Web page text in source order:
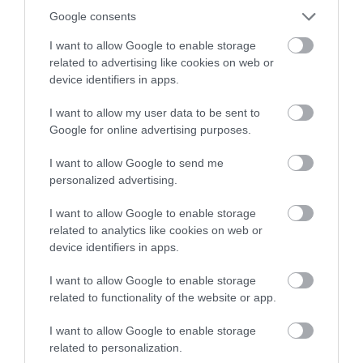
Google consents
I want to allow Google to enable storage
related to advertising like cookies on web or
device identifiers in apps.
I want to allow my user data to be sent to
Google for online advertising purposes.
I want to allow Google to send me
personalized advertising.
I want to allow Google to enable storage
related to analytics like cookies on web or
device identifiers in apps.
I want to allow Google to enable storage
related to functionality of the website or app.
I want to allow Google to enable storage
related to personalization.
în sălbăticie. De asemenea, este "ușor de utilizat",
parcheze mașina,"să desfășoare panourile solare, să
o conecteze și să lase soarele să facă restul".
GoSun